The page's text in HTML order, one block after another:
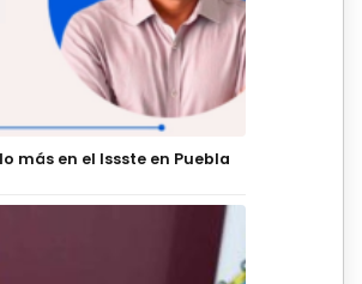
más en el Issste en Puebla